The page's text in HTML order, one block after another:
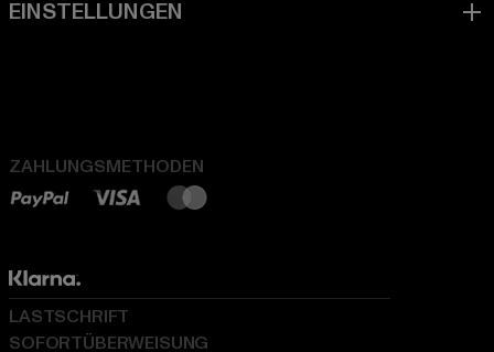
ZAHLUNGSMETHODEN
LASTSCHRIFT
SOFORTÜBERWEISUNG